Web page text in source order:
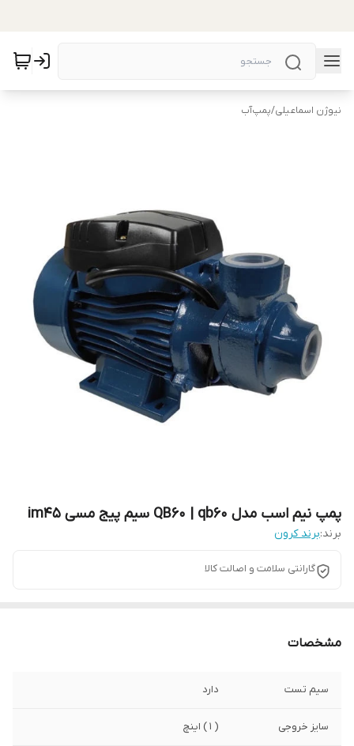
نیوژن اسماعیلی/پمپ‌آب
پمپ نیم اسب مدل QB60 | qb60 سیم پیج مسی im45
برند:برند کرون
گارانتی سلامت و اصالت کالا
مشخصات
سیم تست دارد
سایز خروجی ( ۱ ) اینچ